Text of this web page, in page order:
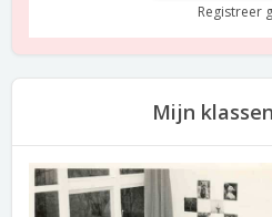
Registreer
Mijn